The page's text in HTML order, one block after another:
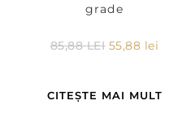
grade
85,88LEI 55,88 lei
CITEȘTE MAI MULT